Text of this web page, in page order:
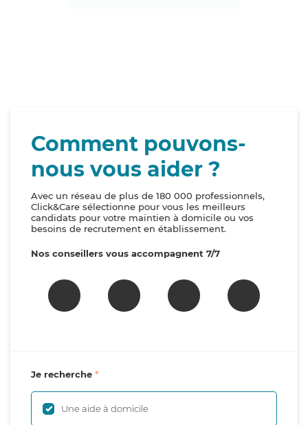
Comment pouvons-
nous vous aider ?
Avec un réseau de plus de 180 000 professionnels,
Click&Care sélectionne pour vous les meilleurs
candidats pour votre maintien à domicile ou vos
besoins de recrutement en établissement.
Nos conseillers vous accompagnent 7/7
Je recherche
Une aide à domicile